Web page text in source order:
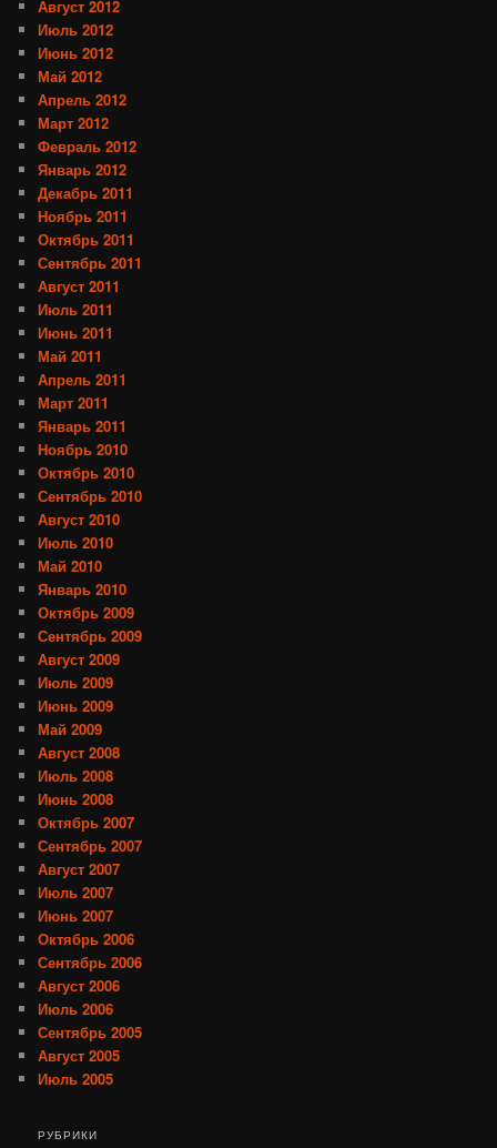
Август 2012
Июль 2012
Июнь 2012
Май 2012
Апрель 2012
Март 2012
Февраль 2012
Январь 2012
Декабрь 2011
Ноябрь 2011
Октябрь 2011
Сентябрь 2011
Август 2011
Июль 2011
Июнь 2011
Май 2011
Апрель 2011
Март 2011
Январь 2011
Ноябрь 2010
Октябрь 2010
Сентябрь 2010
Август 2010
Июль 2010
Май 2010
Январь 2010
Октябрь 2009
Сентябрь 2009
Август 2009
Июль 2009
Июнь 2009
Май 2009
Август 2008
Июль 2008
Июнь 2008
Октябрь 2007
Сентябрь 2007
Август 2007
Июль 2007
Июнь 2007
Октябрь 2006
Сентябрь 2006
Август 2006
Июль 2006
Сентябрь 2005
Август 2005
Июль 2005
РУБРИКИ